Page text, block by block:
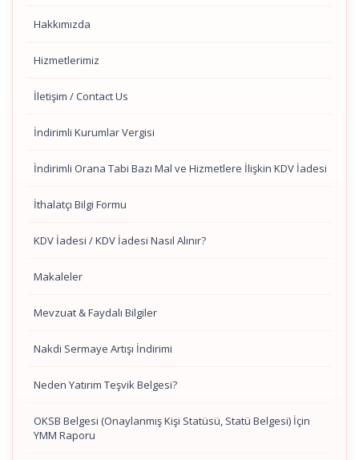
Hakkımızda
Hizmetlerimiz
İletişim / Contact Us
İndirimli Kurumlar Vergisi
İndirimli Orana Tabi Bazı Mal ve Hizmetlere İlişkin KDV İadesi
İthalatçı Bilgi Formu
KDV İadesi / KDV İadesi Nasıl Alınır?
Makaleler
Mevzuat & Faydalı Bilgiler
Nakdi Sermaye Artışı İndirimi
Neden Yatırım Teşvik Belgesi?
OKSB Belgesi (Onaylanmış Kişi Statüsü, Statü Belgesi) İçin
YMM Raporu